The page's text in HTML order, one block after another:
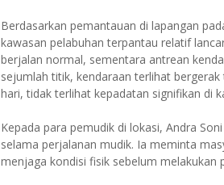
Berdasarkan pemantauan di lapangan
kawasan pelabuhan terpantau relatif
berjalan normal, sementara antrean
sejumlah titik, kendaraan terlihat
hari, tidak terlihat kepadatan signifikan di
Kepada para pemudik di lokasi, Andra
selama perjalanan mudik. Ia meminta
menjaga kondisi fisik sebelum melakukan